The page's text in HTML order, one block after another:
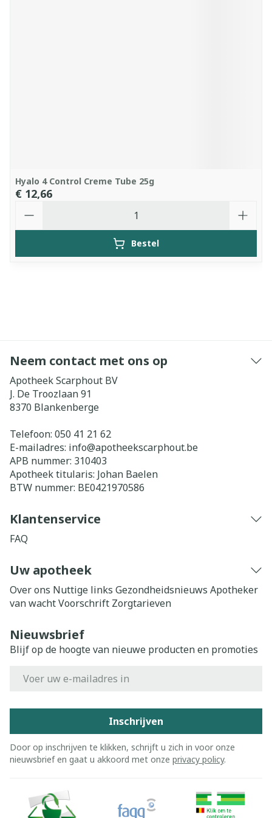
Hyalo 4 Control Creme Tube 25g
€ 12,66
Bestel
Neem contact met ons op
Apotheek Scarphout BV
J. De Troozlaan 91
8370 Blankenberge
Telefoon: 050 41 21 62
E-mailadres: info@apotheekscarphout.be
APB nummer: 310403
Apotheek titularis: Johan Baelen
BTW nummer: BE0421970586
Klantenservice
FAQ
Uw apotheek
Over ons Nuttige links Gezondheidsnieuws Apotheker
van wachtVoorschrift Zorgtarieven
Nieuwsbrief
Blijf op de hoogte van nieuwe producten en promoties
Inschrijven
Door op inschrijven te klikken, schrijft u zich in voor onze
nieuwsbrief en gaat u akkoord met onze privacy policy.